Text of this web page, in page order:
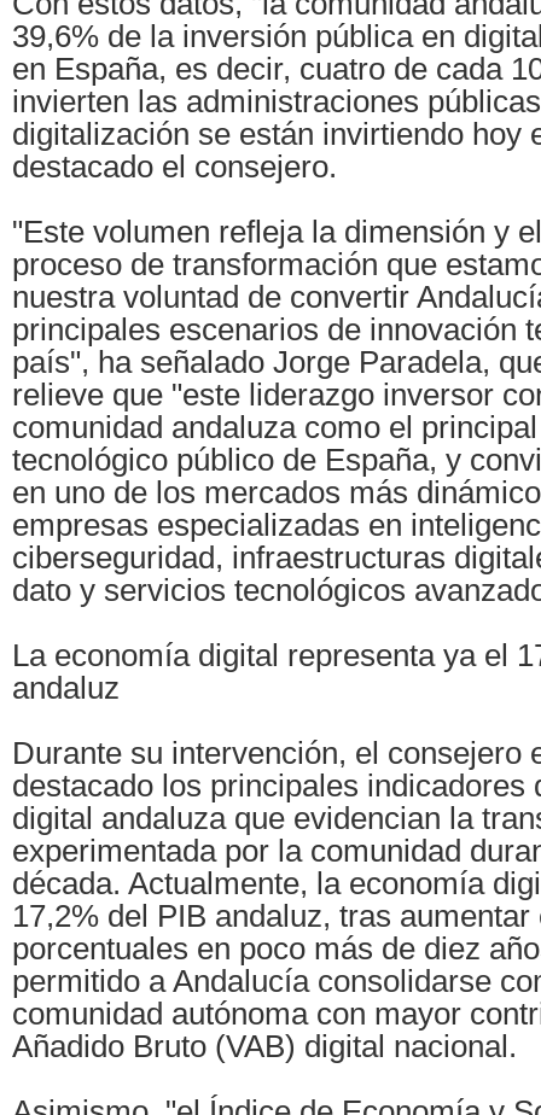
39,6% de la inversión pública en
en España, es decir, cuatro de cada
invierten las administraciones
digitalización se están invirtiendo hoy
destacado el consejero.
"Este volumen refleja la dimensión y
proceso de transformación que
nuestra voluntad de convertir
principales escenarios de innovación
país", ha señalado Jorge Paradela,
relieve que "este liderazgo inversor
comunidad andaluza como el
tecnológico público de España, y
en uno de los mercados más
empresas especializadas en
ciberseguridad, infraestructuras
dato y servicios tecnológicos
La economía digital representa ya el
andaluz
Durante su intervención, el consejero
destacado los principales indicadores
digital andaluza que evidencian la
experimentada por la comunidad
década. Actualmente, la economía
17,2% del PIB andaluz, tras
porcentuales en poco más de diez
permitido a Andalucía consolidarse
comunidad autónoma con mayor
Añadido Bruto (VAB) digital nacional.